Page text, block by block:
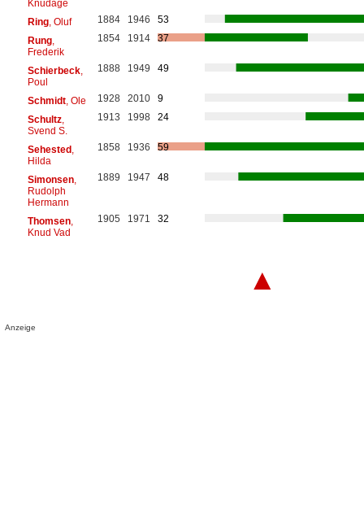
Knudåge
Ring, Oluf 1884 1946
53
Rung,
Frederik
1854 1914 37
Schierbeck,
Poul
1888 1949 49
Schmidt, Ole 1928 2010
9
Schultz,
Svend S.
1913 1998 24
Sehested,
Hilda
1858 1936 59
Simonsen,
Rudolph
Hermann
1889 1947 48
Thomsen,
Knud Vad
1905 1971 32
▲
Anzeige